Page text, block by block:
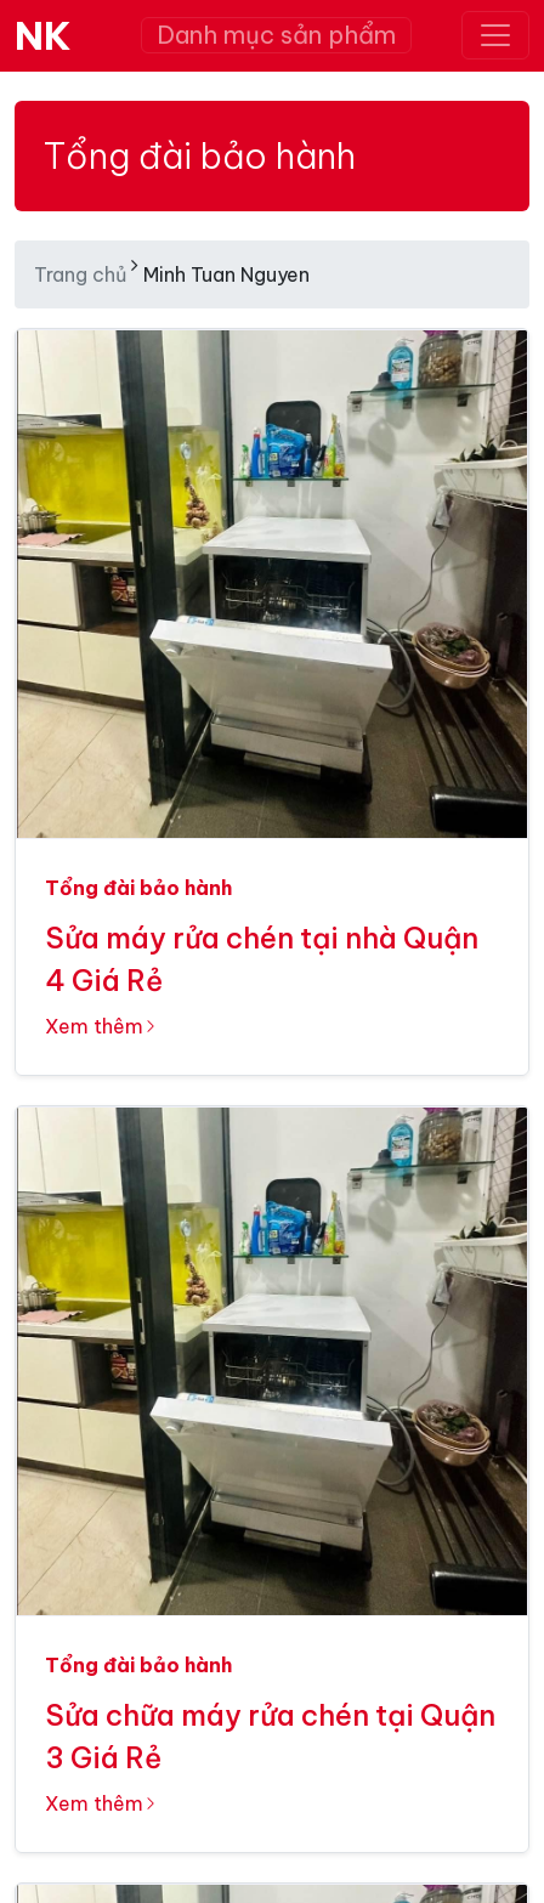
NK Danh mục sản phẩm
Tổng đài bảo hành
Trang chủ Minh Tuan Nguyen
Tổng đài bảo hành
Sửa máy rửa chén tại nhà Quận
4 Giá Rẻ
Xem thêm
Tổng đài bảo hành
Sửa chữa máy rửa chén tại Quận
3 Giá Rẻ
Xem thêm